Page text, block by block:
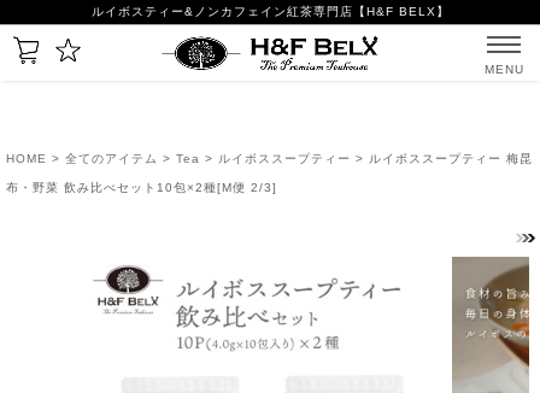
ルイボスティー&ノンカフェイン紅茶専門店【H&F BELX】
MENU
HOME > 全てのアイテム > Tea > ルイボススープティー > ルイボススープティー 梅昆
布・野菜 飲み比べセット10包×2種[M便 2/3]